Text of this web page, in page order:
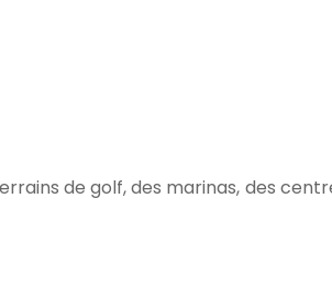
de golf, des marinas, des